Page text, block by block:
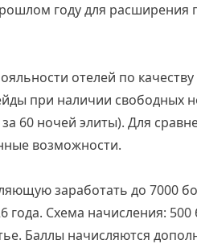
году для расширения
отелей по
при наличии свободных
60 ночей элиты). Для
возможности.
заработать до 7000
года. Схема начисления:
Баллы начисляются